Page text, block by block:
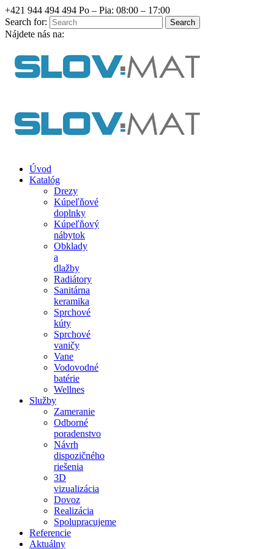
+421 944 494 494 Po – Pia: 08:00 – 17:00
Search for:
Nájdete nás na:
Úvod
Katalóg
Drezy
Kúpeľňové
doplnky
Kúpeľňový
nábytok
Obklady
a
dlažby
Radiátory
Sanitárna
keramika
Sprchové
kúty
Sprchové
vaničy
Vane
Vodovodné
batérie
Wellnes
Služby
Zameranie
Odborné
poradenstvo
Návrh
dispozičného
riešenia
3D
vizualizácia
Dovoz
Realizácia
Spolupracujeme
Referencie
Aktuálny